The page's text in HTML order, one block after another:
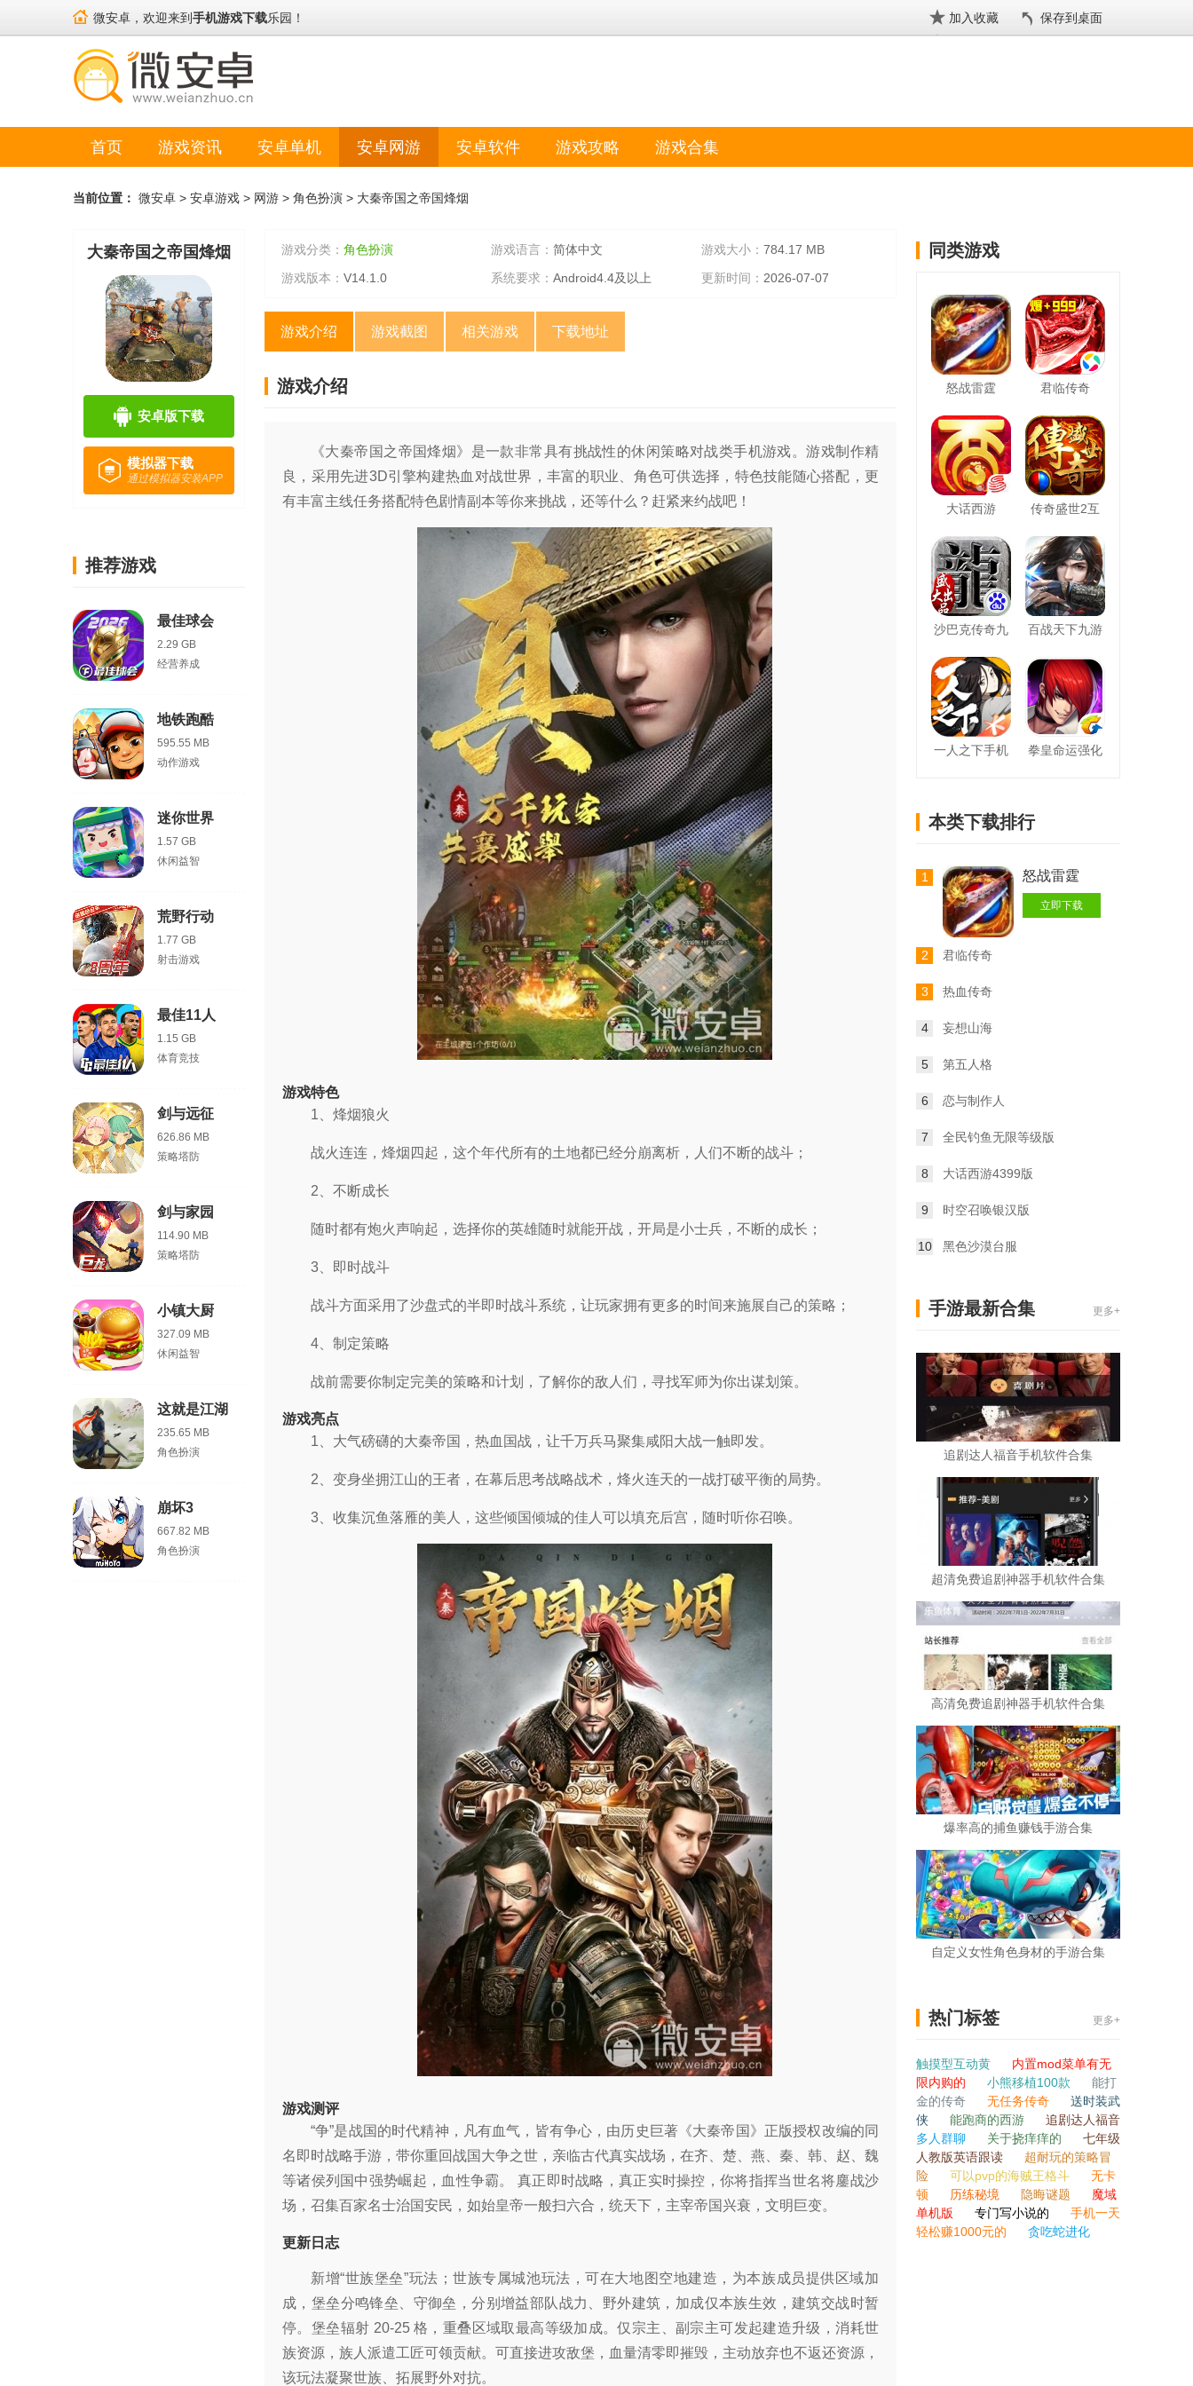
微安卓，欢迎来到手机游戏下载乐园！ 加入收藏 保存到桌面
首页 游戏资讯 安卓单机 安卓网游 安卓软件 游戏攻略 游戏合集
当前位置： 微安卓 > 安卓游戏 > 网游 > 角色扮演 > 大秦帝国之帝国烽烟
大秦帝国之帝国烽烟
安卓版下载
模拟器下载
通过模拟器安装APP
推荐游戏
最佳球会
2.29 GB
经营养成
地铁跑酷
595.55 MB
动作游戏
迷你世界
1.57 GB
休闲益智
荒野行动
1.77 GB
射击游戏
最佳11人
1.15 GB
体育竞技
剑与远征
626.86 MB
策略塔防
剑与家园
114.90 MB
策略塔防
小镇大厨
327.09 MB
休闲益智
这就是江湖
235.65 MB
角色扮演
崩坏3
667.82 MB
角色扮演
游戏分类： 角色扮演 游戏语言：简体中文 游戏大小： 784.17 MB
游戏版本： V14.1.0 系统要求：Android4.4及以上 更新时间： 2026-07-07
游戏介绍 游戏截图 相关游戏 下载地址
游戏介绍
《大秦帝国之帝国烽烟》是一款非常具有挑战性的休闲策略对战类手机游戏。游戏制作精
良，采用先进3D引擎构建热血对战世界，丰富的职业、角色可供选择，特色技能随心搭配，更
有丰富主线任务搭配特色剧情副本等你来挑战，还等什么？赶紧来约战吧！
游戏特色
1、烽烟狼火
战火连连，烽烟四起，这个年代所有的土地都已经分崩离析，人们不断的战斗；
2、不断成长
随时都有炮火声响起，选择你的英雄随时就能开战，开局是小士兵，不断的成长；
3、即时战斗
战斗方面采用了沙盘式的半即时战斗系统，让玩家拥有更多的时间来施展自己的策略；
4、制定策略
战前需要你制定完美的策略和计划，了解你的敌人们，寻找军师为你出谋划策。
游戏亮点
1、大气磅礴的大秦帝国，热血国战，让千万兵马聚集咸阳大战一触即发。
2、变身坐拥江山的王者，在幕后思考战略战术，烽火连天的一战打破平衡的局势。
3、收集沉鱼落雁的美人，这些倾国倾城的佳人可以填充后宫，随时听你召唤。
游戏测评
“争”是战国的时代精神，凡有血气，皆有争心，由历史巨著《大秦帝国》正版授权改编的同
名即时战略手游，带你重回战国大争之世，亲临古代真实战场，在齐、楚、燕、秦、韩、赵、魏
等诸侯列国中强势崛起，血性争霸。 真正即时战略，真正实时操控，你将指挥当世名将鏖战沙
场，召集百家名士治国安民，如始皇帝一般扫六合，统天下，主宰帝国兴衰，文明巨变。
更新日志
新增“世族堡垒”玩法；世族专属城池玩法，可在大地图空地建造，为本族成员提供区域加
成，堡垒分鸣锋垒、守御垒，分别增益部队战力、野外建筑，加成仅本族生效，建筑交战时暂
停。堡垒辐射 20-25 格，重叠区域取最高等级加成。仅宗主、副宗主可发起建造升级，消耗世
族资源，族人派遣工匠可领贡献。可直接进攻敌堡，血量清零即摧毁，主动放弃也不返还资源，
该玩法凝聚世族、拓展野外对抗。
同类游戏
怒战雷霆 君临传奇
大话西游
4399
传奇盛世2互
沙巴克传奇九 百战天下九游
一人之下手机 拳皇命运强化
本类下载排行
1 怒战雷霆
立即下载
2 君临传奇
3 热血传奇
4 妄想山海
5 第五人格
6 恋与制作人
7 全民钓鱼无限等级版
8 大话西游4399版
9 时空召唤银汉版
10 黑色沙漠台服
手游最新合集 更多+
追剧达人福音手机软件合集
超清免费追剧神器手机软件合集
高清免费追剧神器手机软件合集
爆率高的捕鱼赚钱手游合集
自定义女性角色身材的手游合集
热门标签 更多+
触摸型互动黄
内置mod菜单有无
限内购的
小熊移植100款
能打
金的传奇
无任务传奇
送时装武
侠
能跑商的西游
追剧达人福音
多人群聊
关于挠痒痒的
七年级
人教版英语跟读
超耐玩的策略冒
险
可以pvp的海贼王格斗
无卡
顿
历练秘境 隐晦谜题
魔域
单机版
专门写小说的
手机一天
轻松赚1000元的
贪吃蛇进化